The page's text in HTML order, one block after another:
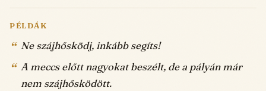
PÉLDÁK
Ne szájhősködj, inkább segíts!
A meccs előtt nagyokat beszélt, de a pályán már
nem szájhősködött.